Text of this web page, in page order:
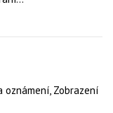
Zobrazení